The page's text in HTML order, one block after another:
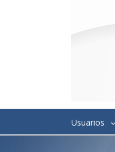
Usuarios